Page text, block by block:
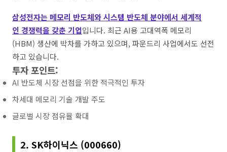
삼성전자는 메모리 반도체와 시스템 반도체 분야에서 세계적
인 경쟁력을 갖춘 기업입니다. 최근 AI용 고대역폭 메모리
(HBM) 생산에 박차를 가하고 있으며, 파운드리 사업에서도 선전
하고 있습니다.
투자 포인트:
AI 반도체 시장 선점을 위한 적극적인 투자
차세대 메모리 기술 개발 주도
글로벌 시장 점유율 확대
2. SK하이닉스 (000660)